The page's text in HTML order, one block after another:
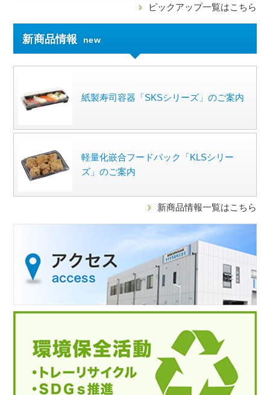
ピックアップ一覧はこちら
新商品情報 new
紙製寿司容器「SKSシリーズ」のご案内
軽量化嵌合フードパック「KLSシリー
ズ」のご案内
新商品情報一覧はこちら